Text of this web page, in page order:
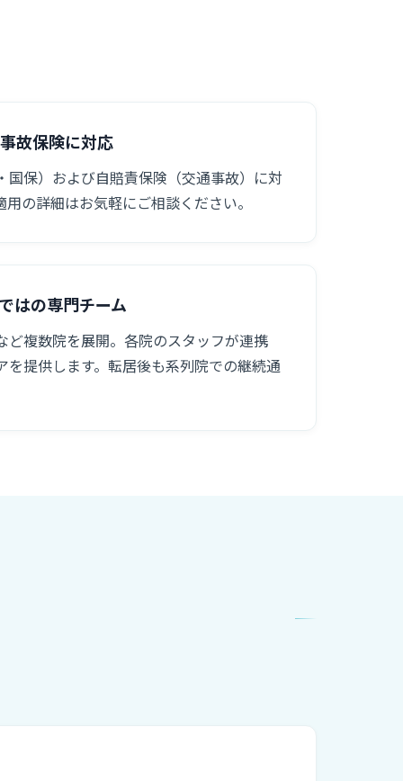
故保険に対応
国保）および自賠責保険（交通事故）に対
の詳細はお気軽にご相談ください。
はの専門チーム
ど複数院を展開。各院のスタッフが連携
を提供します。転居後も系列院での継続通